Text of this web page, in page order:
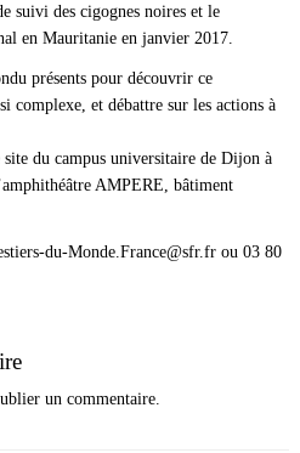
suivi des cigognes noires et le
en Mauritanie en janvier 2017.
présents pour découvrir ce
complexe, et débattre sur les actions à
site du campus universitaire de Dijon à
AMPERE, bâtiment
du-Monde.France@sfr.fr ou 03 80
un commentaire.